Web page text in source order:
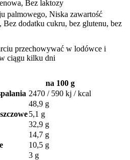
Bez laktozy
palmowego, Niska zawartość
Bez dodatku cukru, bez glutenu, bez
przechowywać w lodówce i
ciągu kilku dni
na 100 g
2470 / 590 kj / kcal
48,9 g
5,1 g
32,9 g
14,7 g
10,5 g
3 g